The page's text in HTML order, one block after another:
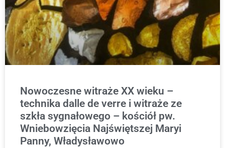
Nowoczesne witraże XX wieku –
technika dalle de verre i witraże ze
szkła sygnałowego – kościół pw.
Wniebowzięcia Najświętszej Maryi
Panny, Władysławowo